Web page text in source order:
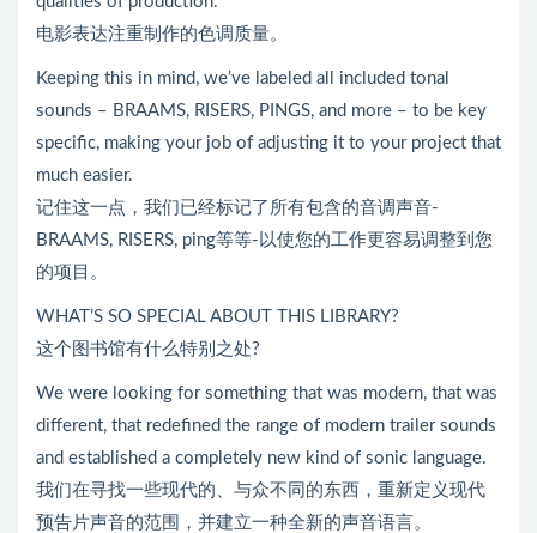
电影表达注重制作的色调质量。
Keeping this in mind, we’ve labeled all included tonal
sounds – BRAAMS, RISERS, PINGS, and more – to be key
specific, making your job of adjusting it to your project that
much easier.
记住这一点，我们已经标记了所有包含的音调声音-
BRAAMS, RISERS, ping等等-以使您的工作更容易调整到您
的项目。
WHAT’S SO SPECIAL ABOUT THIS LIBRARY?
这个图书馆有什么特别之处?
We were looking for something that was modern, that was
different, that redefined the range of modern trailer sounds
and established a completely new kind of sonic language.
我们在寻找一些现代的、与众不同的东西，重新定义现代
预告片声音的范围，并建立一种全新的声音语言。